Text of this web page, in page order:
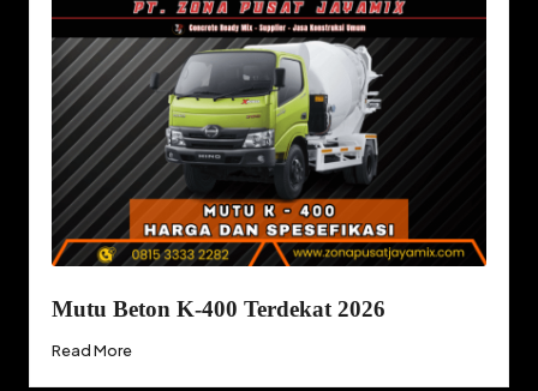
Mutu Beton K-400 Terdekat 2026
Read More